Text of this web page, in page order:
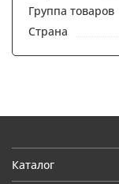
Группа товаров
Страна
Каталог